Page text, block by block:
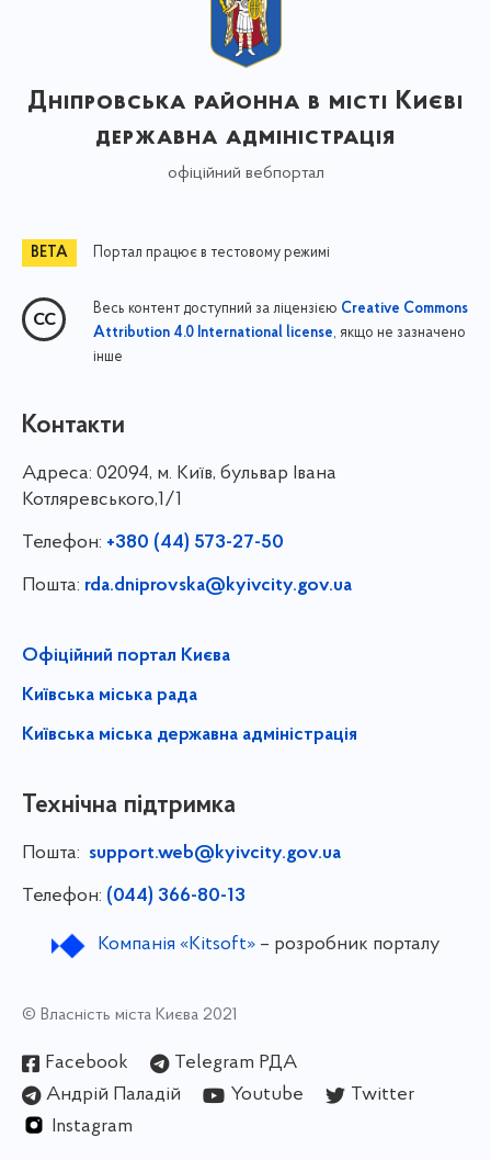
Дніпровська районна в місті Києві
державна адміністрація
офіційний вебпортал
Портал працює в тестовому режимі
Весь контент доступний за ліцензією Creative Commons
Attribution 4.0 International license, якщо не зазначено
інше
Контакти
Адреса: 02094, м. Київ, бульвар Івана
Котляревського,1/1
Телефон: +380 (44) 573-27-50
Пошта: rda.dniprovska@kyivcity.gov.ua
Офіційний портал Києва
Київська міська рада
Київська міська державна адміністрація
Технічна підтримка
Пошта: support.web@kyivcity.gov.ua
Телефон: (044) 366-80-13
Компанія «Kitsoft»– розробник порталу
© Власність міста Києва 2021
Facebook
Telegram РДА
Андрій Паладій
Youtube
Twitter
Instagram